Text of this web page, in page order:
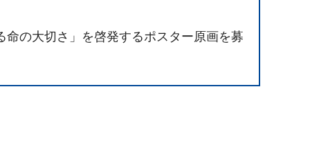
の大切さ」を啓発するポスター原画を募